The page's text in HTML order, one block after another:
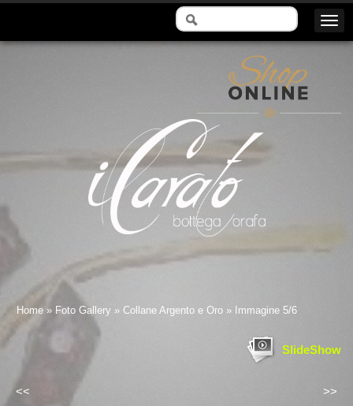
Il Carato - Bottega Orafa
Home » Foto Gallery » Collane Argento e Oro » Immagine 5/6
SlideShow
<< >>